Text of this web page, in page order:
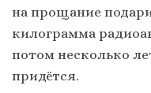
на прощание
килограмма
потом несколько
придётся.